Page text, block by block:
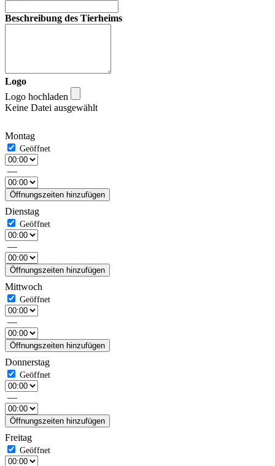
Beschreibung des Tierheims
Logo
Logo hochladen
Keine Datei ausgewählt
Montag
—
Öffnungszeiten hinzufügen
Dienstag
—
Öffnungszeiten hinzufügen
Mittwoch
—
Öffnungszeiten hinzufügen
Donnerstag
—
Öffnungszeiten hinzufügen
Freitag